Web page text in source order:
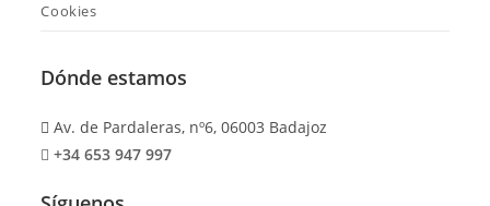
Cookies
Dónde estamos
Av. de Pardaleras, nº6, 06003 Badajoz
+34 653 947 997